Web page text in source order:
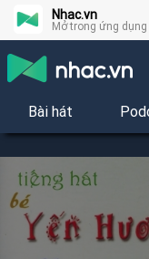
Nhac.vn
Mở trong ứng dụng
Bài hát